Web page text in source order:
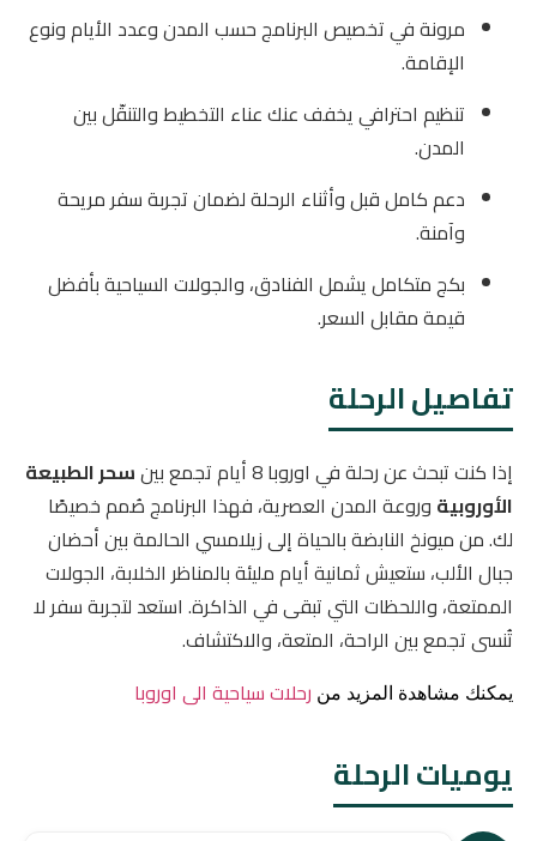
مرونة في تخصيص البرنامج حسب المدن وعدد الأيام ونوع
الإقامة.
تنظيم احترافي يخفف عنك عناء التخطيط والتنقّل بين
المدن.
دعم كامل قبل وأثناء الرحلة لضمان تجربة سفر مريحة
وآمنة.
بكج متكامل يشمل الفنادق، والجولات السياحية بأفضل
قيمة مقابل السعر.
تفاصيل الرحلة
إذا كنت تبحث عن رحلة في اوروبا 8 أيام تجمع بين
سحر الطبيعة
الأوروبية وروعة المدن العصرية، فهذا البرنامج صُمم خصيصًا
لك. من ميونخ النابضة بالحياة إلى زيلامسي الحالمة بين أحضان
جبال الألب، ستعيش ثمانية أيام مليئة بالمناظر الخلابة، الجولات
الممتعة، واللحظات التي تبقى في الذاكرة. استعد لتجربة سفر لا
تُنسى تجمع بين الراحة، المتعة، والاكتشاف.
يمكنك مشاهدة المزيد من رحلات سياحية الى اوروبا
يوميات الرحلة